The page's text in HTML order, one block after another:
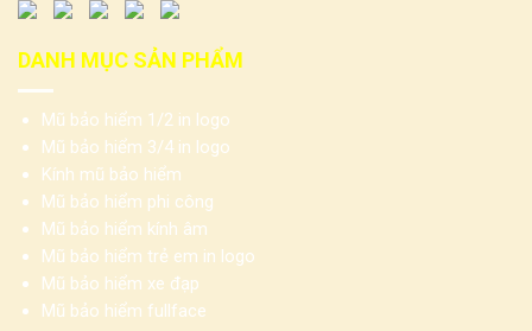
DANH MỤC SẢN PHẨM
Mũ bảo hiểm 1/2 in logo
Mũ bảo hiểm 3/4 in logo
Kính mũ bảo hiểm
Mũ bảo hiểm phi công
Mũ bảo hiểm kính âm
Mũ bảo hiểm trẻ em in logo
Mũ bảo hiểm xe đạp
Mũ bảo hiểm fullface